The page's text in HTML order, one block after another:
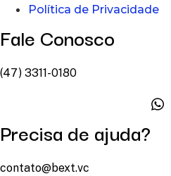
Política de Privacidade
Fale Conosco
(47) 3311-0180
Precisa de ajuda?
contato@bext.vc